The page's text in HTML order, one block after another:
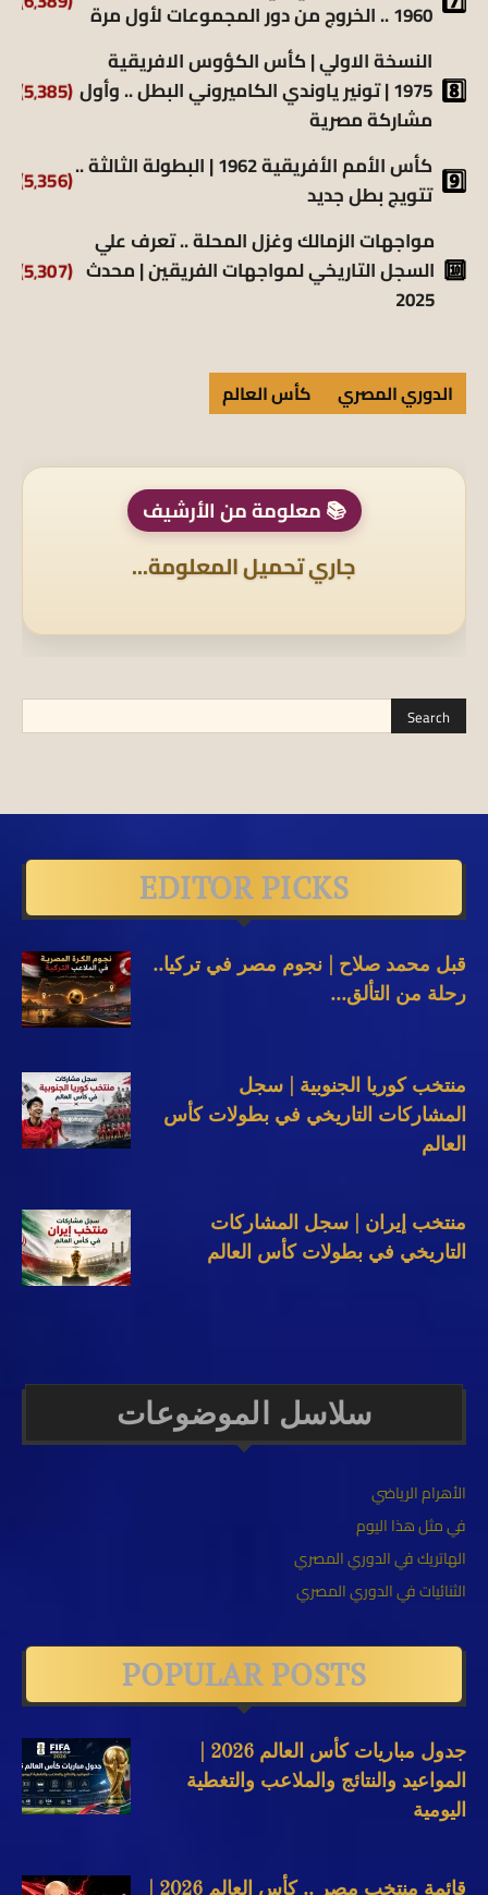
1960 .. الخروج من دور المجموعات لأول مرة
النسخة الاولي | كأس الكؤوس الافريقية
1975 | تونير ياوندي الكاميروني البطل .. وأول
مشاركة مصرية
(5٬385)
كأس الأمم الأفريقية 1962 | البطولة الثالثة ..
تتويج بطل جديد
(5٬356)
مواجهات الزمالك وغزل المحلة .. تعرف علي
السجل التاريخي لمواجهات الفريقين | محدث
2025
(5٬307)
الدوري المصري كأس العالم
📚 معلومة من الأرشيف
جاري تحميل المعلومة...
EDITOR PICKS
قبل محمد صلاح | نجوم مصر في تركيا..
رحلة من التألق...
منتخب كوريا الجنوبية | سجل
المشاركات التاريخي في بطولات كأس
العالم
منتخب إيران | سجل المشاركات
التاريخي في بطولات كأس العالم
سلاسل الموضوعات
الأهرام الرياضي
في مثل هذا اليوم
الهاتريك في الدوري المصري
الثنائيات في الدوري المصري
POPULAR POSTS
المواعيد والنتائج والملاعب والتغطية
اليومية